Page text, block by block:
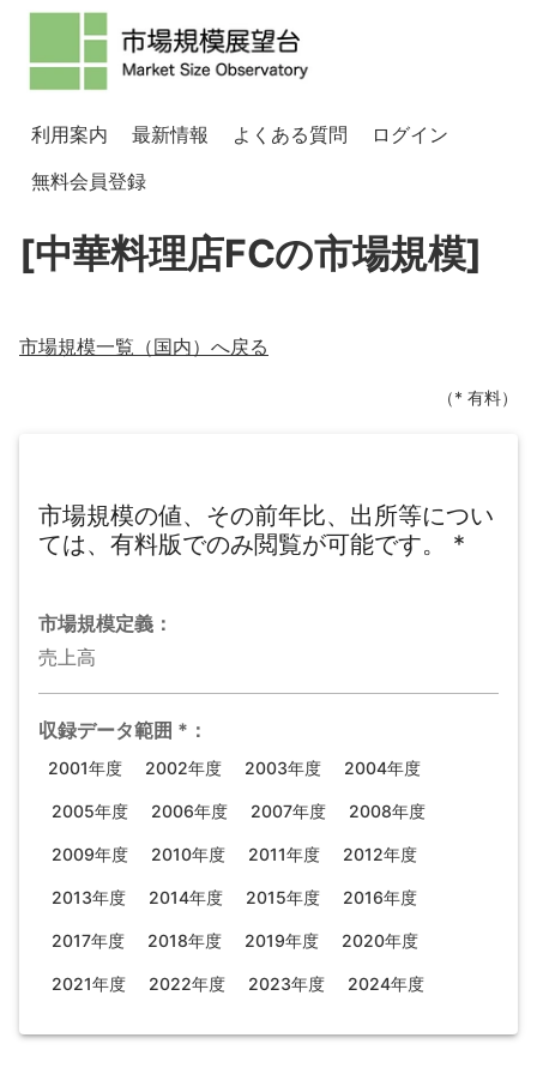
利用案内 最新情報 よくある質問
ログイン
無料会員登録
[中華料理店FCの市場規模]
市場規模一覧（国内）へ戻る
（* 有料）
市場規模の値、その前年比、出所等につい
ては、有料版でのみ閲覧が可能です。
*
市場規模定義：
売上高
収録データ範囲 * ：
2001年度 2002年度 2003年度 2004年度
2005年度 2006年度 2007年度 2008年度
2009年度 2010年度 2011年度 2012年度
2013年度 2014年度 2015年度 2016年度
2017年度 2018年度 2019年度 2020年度
2021年度 2022年度 2023年度 2024年度